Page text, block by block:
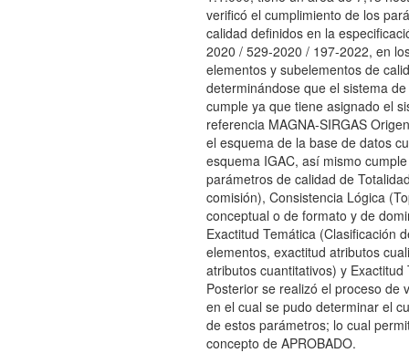
verificó el cumplimiento de los
calidad definidos en la
2020 / 529-2020 / 197-2022, en
elementos y subelementos de
determinándose que el sistema
cumple ya que tiene asignado el
referencia MAGNA-SIRGAS
el esquema de la base de datos
esquema IGAC, así mismo
parámetros de calidad de
comisión), Consistencia Lógica
conceptual o de formato y de
Exactitud Temática (Clasificación
elementos, exactitud atributos
atributos cuantitativos) y Exactitud
Posterior se realizó el proceso de
en el cual se pudo determinar el
de estos parámetros; lo cual
concepto de APROBADO.